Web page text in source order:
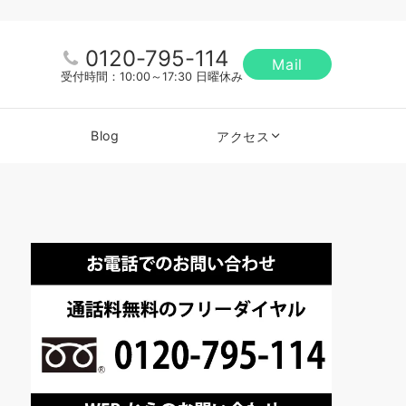
0120-795-114
受付時間：10:00～17:30 日曜休み
Mail
Blog アクセス